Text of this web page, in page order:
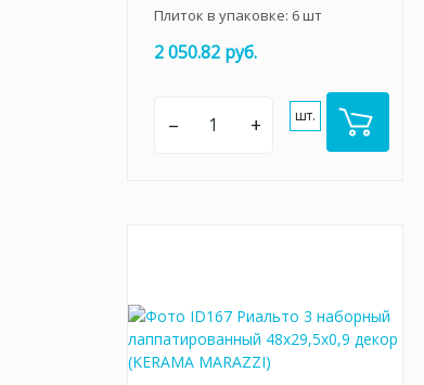
Плиток в упаковке: 6шт
2 050.82 руб.
– + шт.